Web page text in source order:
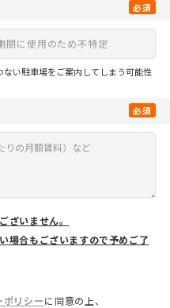
必須
い駐車場をご案内してしまう可能性
必須
ざいません。
場合もございますので予めご了
ポリシーに同意の上、